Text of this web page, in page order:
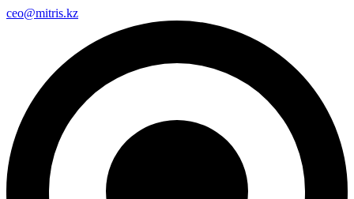
ceo@mitris.kz